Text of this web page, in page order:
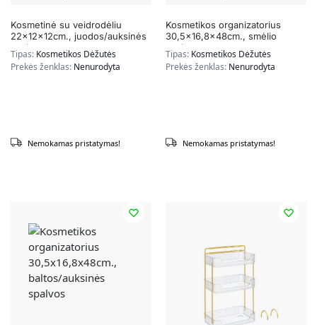
Kosmetinė su veidrodėliu
22x12x12cm., juodos/auksinės
spalvos
Tipas: Kosmetikos Dėžutės
Prekės ženklas: Nenurodyta
Nemokamas pristatymas!
Kosmetikos organizatorius
30,5×16,8x48cm., smėlio
spalvos
Tipas: Kosmetikos Dėžutės
Prekės ženklas: Nenurodyta
Nemokamas pristatymas!